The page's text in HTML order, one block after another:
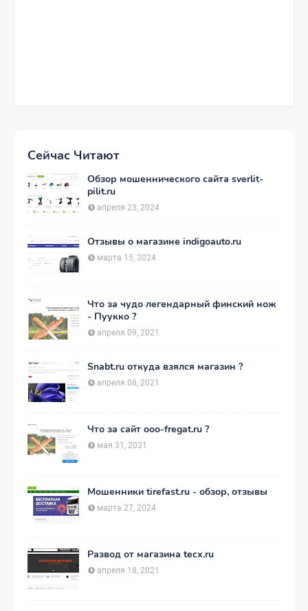
Сейчас Читают
Обзор мошеннического сайта sverlit-
pilit.ru
апреля 23, 2024
Отзывы о магазине indigoauto.ru
марта 15, 2024
Что за чудо легендарный финский нож
- Пуукко ?
апреля 09, 2021
Snabt.ru откуда взялся магазин ?
апреля 08, 2021
Что за сайт ooo-fregat.ru ?
мая 31, 2021
Мошенники tirefast.ru - обзор, отзывы
марта 27, 2024
Развод от магазина tecx.ru
апреля 18, 2021